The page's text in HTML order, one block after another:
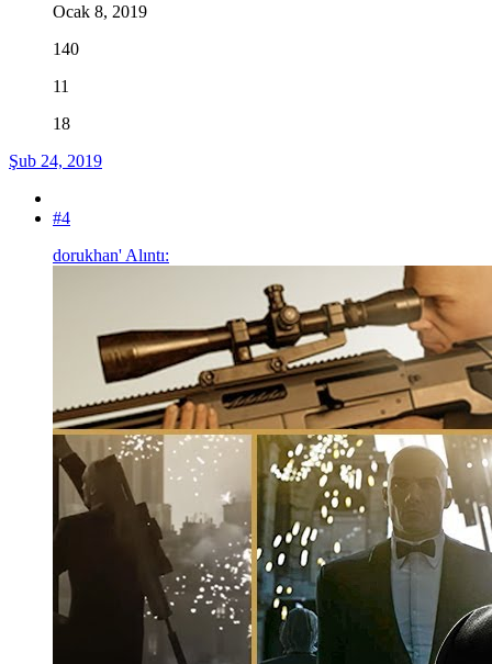
Ocak 8, 2019
140
11
18
Şub 24, 2019
#4
dorukhan' Alıntı: